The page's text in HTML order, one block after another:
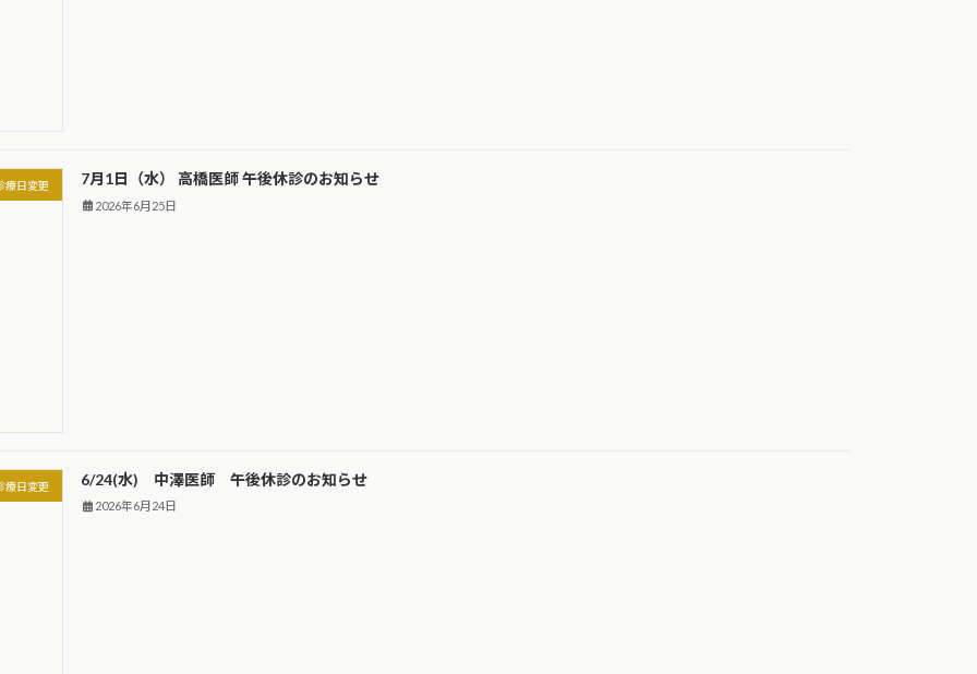
療日変更 7月1日（水） 高橋医師 午後休診のお知らせ
2026年6月25日
療日変更 6/24(水) 中澤医師 午後休診のお知らせ
2026年6月24日